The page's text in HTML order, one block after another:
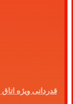
قدردانی ویژه